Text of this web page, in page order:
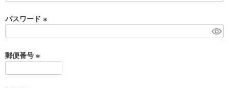
パスワード
郵便番号